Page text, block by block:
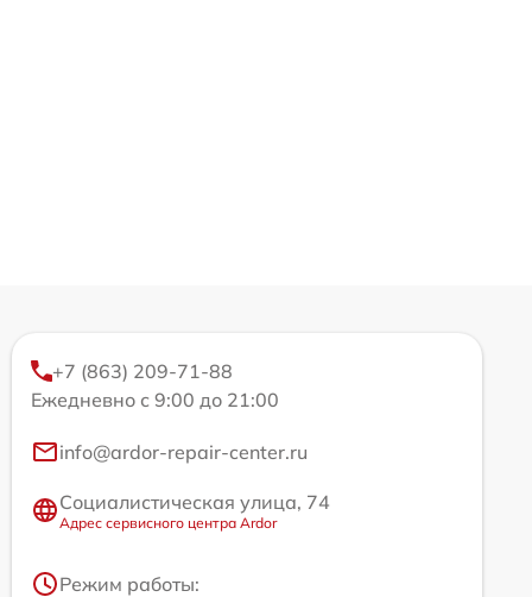
+7 (863) 209-71-88
Ежедневно с 9:00 до 21:00
info@ardor-repair-center.ru
Социалистическая улица, 74
Адрес сервисного центра Ardor
Режим работы: